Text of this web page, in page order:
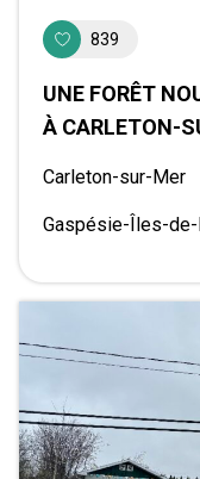
839
UNE FORÊT
À CARLETON-
Carleton-sur-Mer
Gaspésie-Îles-